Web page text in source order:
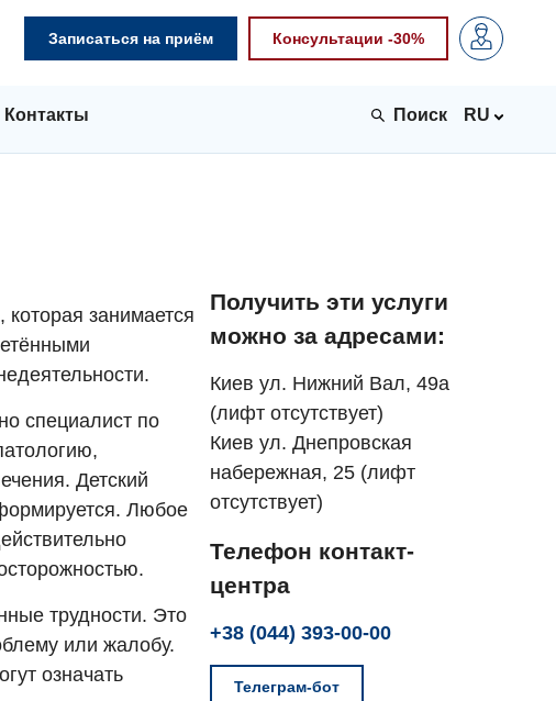
Записаться на приём Консультации -30%
Контакты RU
Получить эти услуги
можно за адресами:
Киев ул. Нижний Вал, 49а
(лифт отсутствует)
Киев ул. Днепровская
набережная, 25 (лифт
отсутствует)
Телефон контакт-
центра
+38 (044) 393-00-00
Телеграм-бот
занимается
специалист по
Детский
Любое
трудности. Это
или жалобу.
означать